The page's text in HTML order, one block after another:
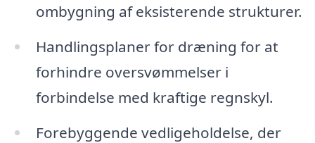
ombygning af eksisterende strukturer.
Handlingsplaner for dræning for at
forhindre oversvømmelser i
forbindelse med kraftige regnskyl.
Forebyggende vedligeholdelse, der